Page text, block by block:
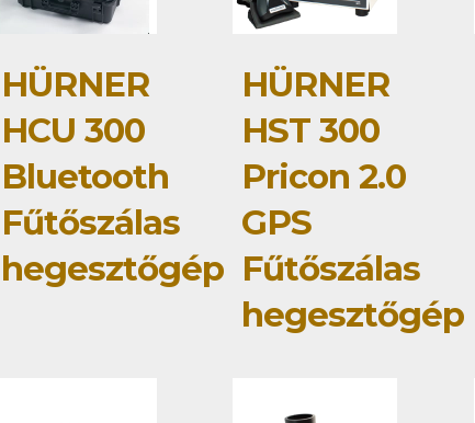
HÜRNER
HCU 300
Bluetooth
Fűtőszálas
hegesztőgép
HÜRNER
HST 300
Pricon 2.0
GPS
Fűtőszálas
hegesztőgép